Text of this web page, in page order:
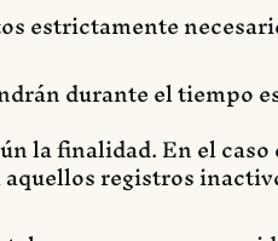
estrictamente
durante el tiempo
la finalidad. En el caso
registros